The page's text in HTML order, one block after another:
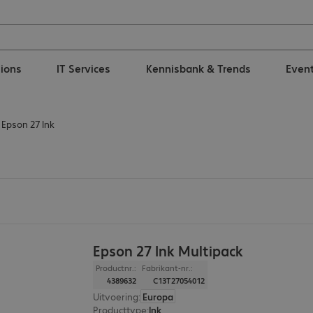
IT Services Kennisbank & Trends
Epson 27 Ink
Epson 27 Ink Multipack
Productnr.:
4389632
Fabrikant-nr.:
C13T27054012
Uitvoering: Europa
Producttype:Ink